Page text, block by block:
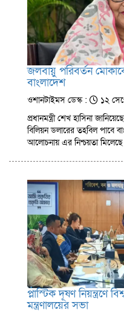
জলবায়ু পরিবর্তন
বাংলাদেশ
ওশানটাইমস ডেস্ক :
১২
প্রধানমন্ত্রী শেখ হাসিনা
বিলিয়ন ডলারের তহবিল পাবে
আলোচনায় এর নিশ্চয়তা
প্লাস্টিক দূষণ নিয়ন্ত্রণে
মন্ত্রণালয়ের সভা